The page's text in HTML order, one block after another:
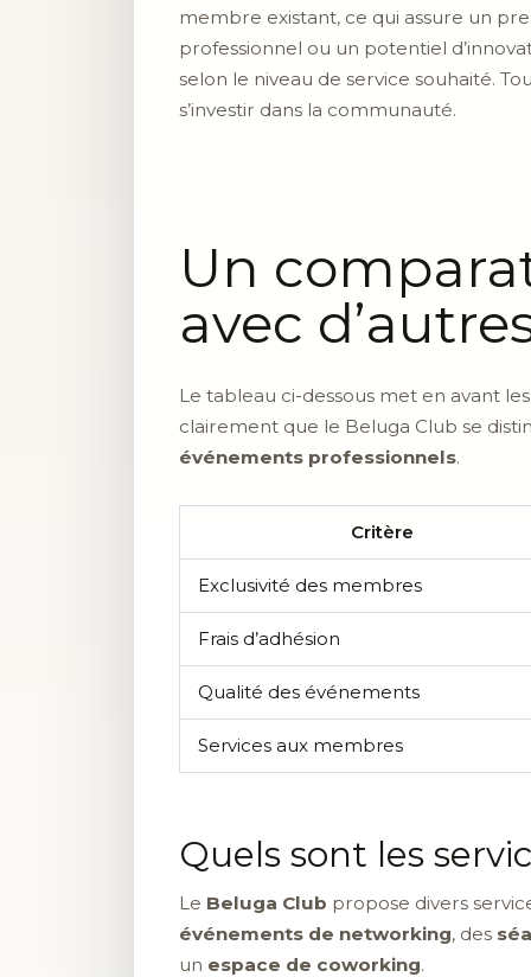
membre existant, ce qui assure un
professionnel ou un potentiel
selon le niveau de service souhaité.
s’investir dans la communauté.
Un
avec
Le tableau ci-dessous met en avant
clairement que le Beluga Club se
événements professionnels.
Critère
Exclusivité des membres
Frais d’adhésion
Qualité des événements
Services aux membres
Quels sont les
Le Beluga Club propose divers
événements de networking, des
un espace de coworking.